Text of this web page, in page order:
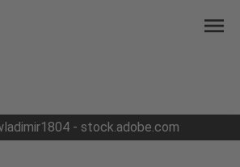
menu
- stock.adobe.com